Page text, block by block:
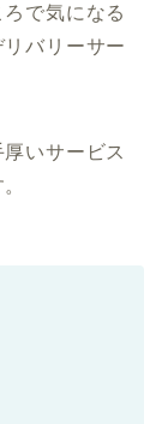
で気になる
バリーサー
いサービス